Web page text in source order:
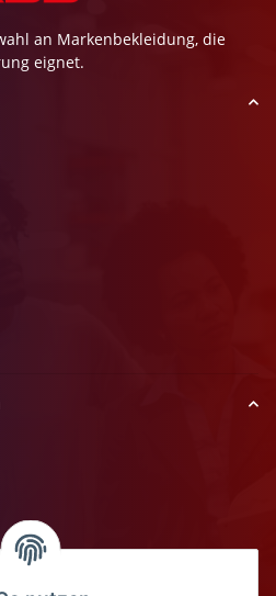
an Markenbekleidung, die
eignet.